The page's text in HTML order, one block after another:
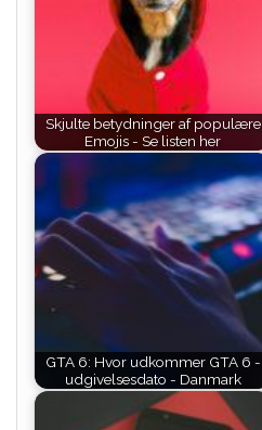
Skjulte betydninger af populære
Emojis - Se listen her
GTA 6: Hvor udkommer GTA 6 -
udgivelsesdato - Danmark